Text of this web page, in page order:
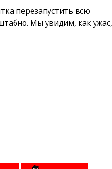
перезапустить всю
Мы увидим, как ужас,